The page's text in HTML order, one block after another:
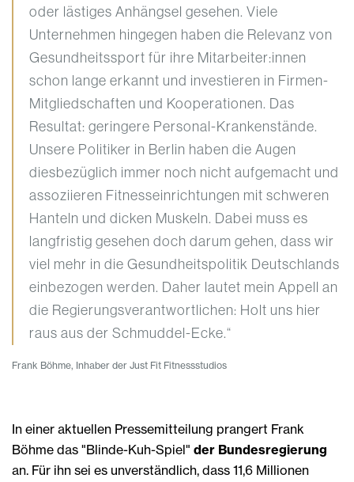
oder lästiges Anhängsel gesehen. Viele
Unternehmen hingegen haben die Relevanz von
Gesundheitssport für ihre Mitarbeiter:innen
schon lange erkannt und investieren in Firmen-
Mitgliedschaften und Kooperationen. Das
Resultat: geringere Personal-Krankenstände.
Unsere Politiker in Berlin haben die Augen
diesbezüglich immer noch nicht aufgemacht und
assoziieren Fitnesseinrichtungen mit schweren
Hanteln und dicken Muskeln. Dabei muss es
langfristig gesehen doch darum gehen, dass wir
viel mehr in die Gesundheitspolitik Deutschlands
einbezogen werden. Daher lautet mein Appell an
die Regierungsverantwortlichen: Holt uns hier
raus aus der Schmuddel-Ecke.“
Frank Böhme, Inhaber der Just Fit Fitnessstudios
In einer aktuellen Pressemitteilung prangert Frank
Böhme das "Blinde-Kuh-Spiel" der Bundesregierung
an. Für ihn sei es unverständlich, dass 11,6 Millionen